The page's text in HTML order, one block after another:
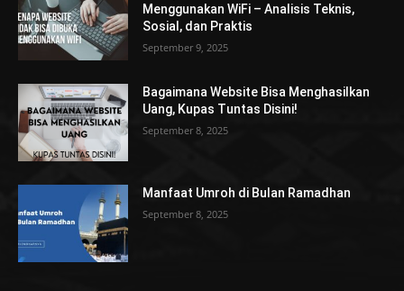
Menggunakan WiFi – Analisis Teknis,
Sosial, dan Praktis
September 9, 2025
Bagaimana Website Bisa Menghasilkan
Uang, Kupas Tuntas Disini!
September 8, 2025
Manfaat Umroh di Bulan Ramadhan
September 8, 2025